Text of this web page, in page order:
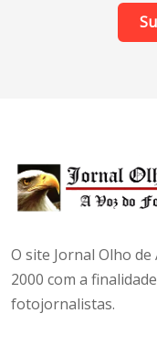
O site Jornal Olho
2000 com a
fotojornalistas.